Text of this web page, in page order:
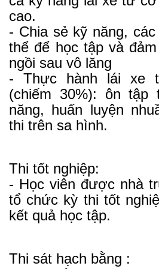
cao.
- Chia sẻ kỹ năng,
thể để học tập và
ngồi sau vô lăng
- Thực hành lái xe
(chiếm 30%): ôn
năng, huấn luyện
thi trên sa hình.
Thi tốt nghiệp:
- Học viên được nhà
tổ chức kỳ thi tốt
kết quả học tập.
Thi sát hạch bằng :